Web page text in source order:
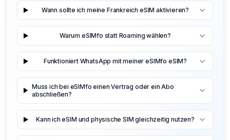
Wann sollte ich meine Frankreich eSIM aktivieren?
Warum eSIMfo statt Roaming wählen?
Funktioniert WhatsApp mit meiner eSIMfo eSIM?
Muss ich bei eSIMfo einen Vertrag oder ein Abo
abschließen?
Kann ich eSIM und physische SIM gleichzeitig nutzen?